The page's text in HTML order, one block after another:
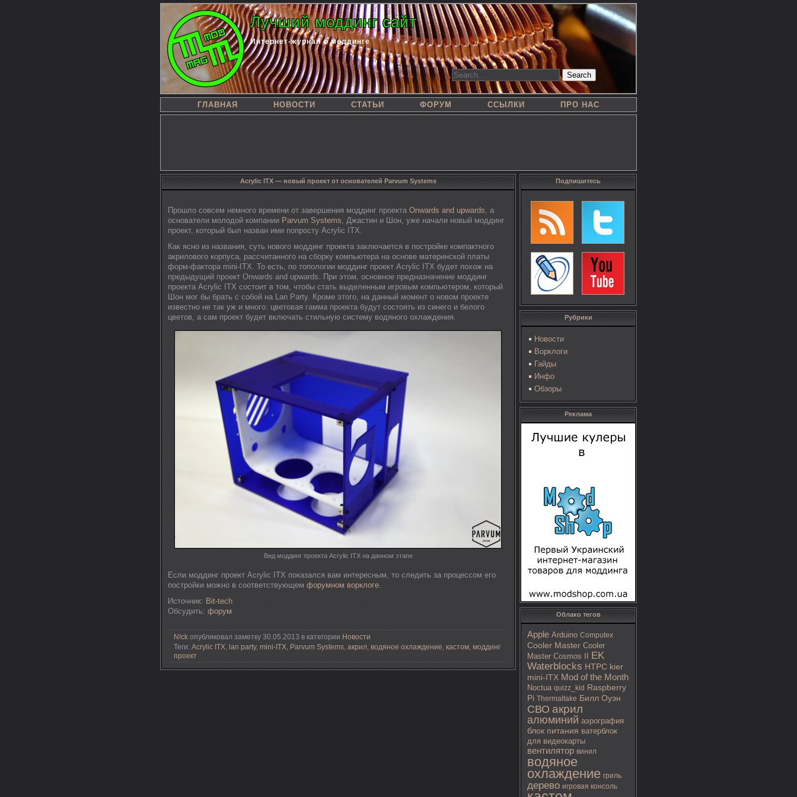
Лучший моддинг сайт
Интернет-журнал о моддинге
Search
ГЛАВНАЯ НОВОСТИ СТАТЬИ ФОРУМ ССЫЛКИ ПРО НАС
Подпишитесь
Рубрики
Новости
Ворклоги
Гайды
Инфо
Обзоры
Реклама
Облако тегов
Apple Arduino Computex
Cooler Master Cooler
Master Cosmos II
EK
Waterblocks HTPC kier
mini-ITX Mod of the Month
Noctua quizz_kid Raspberry
Pi Thermaltake Билл Оуэн
СВО акрил
алюминий аэрография
блок питания ватерблок
для видеокарты
вентилятор винил
водяное
охлаждение гриль
дерево игровая консоль
Acrylic ITX — новый проект от основателей Parvum Systems
Прошло совсем немного времени от завершения моддинг проекта Onwards and upwards, а
основатели молодой компании Parvum Systems, Джастин и Шон, уже начали новый моддинг
проект, который был назван ими попросту Acrylic ITX.
Как ясно из названия, суть нового моддинг проекта заключается в постройке компактного
акрилового корпуса, рассчитанного на сборку компьютера на основе материнской платы
форм-фактора mini-ITX. То есть, по топологии моддинг проект Acrylic ITX будет похож на
предыдущий проект Onwards and upwards. При этом, основное предназначение моддинг
проекта Acrylic ITX состоит в том, чтобы стать выделенным игровым компьютером, который
Шон мог бы брать с собой на Lan Party. Кроме этого, на данный момент о новом проекте
известно не так уж и много: цветовая гамма проекта будут состоять из синего и белого
цветов, а сам проект будет включать стильную систему водяного охлаждения.
Вид моддинг проекта Acrylic ITX на данном этапе
Если моддинг проект Acrylic ITX показался вам интересным, то следить за процессом его
постройки можно в соответствующем форумном ворклоге.
Источник: Bit-tech
Обсудить: форум
N!ck опубликовал заметку 30.05.2013 в категории Новости
Теги: Acrylic ITX, lan party, mini-ITX, Parvum Systems, акрил, водяное охлаждение, кастом, моддинг
проект